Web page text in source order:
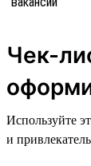
Чек-
Используйте
и